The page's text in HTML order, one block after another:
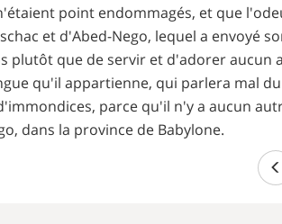
point endommagés, et que
et d'Abed-Nego, lequel a envoyé
plutôt que de servir et d'adorer aucun
qu'il appartienne, qui parlera mal
parce qu'il n'y a aucun
dans la province de Babylone.